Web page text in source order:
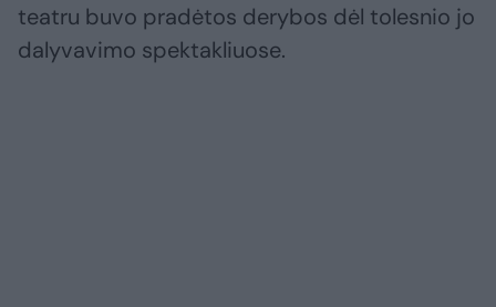
teatru buvo pradėtos derybos dėl tolesnio jo
dalyvavimo spektakliuose.